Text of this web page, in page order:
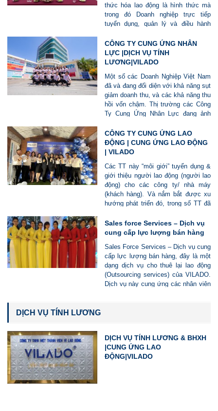
thức hóa lao động là hình thức mà
trong đó Doanh nghiệp trực tiếp
tuyển dụng, quản lý và điều hành
động thuộc biên chế của đơn vị cung
cấp dịch vụ hợp thức hóa. Hiểu đơn
giản, Doanh nghiệp thực hiện hoạt
Động thực hiện các “thủ tục pháp lý
và hành chính” liên quan đến quan hệ
lao động như ký hợp đồng, đóng
BHXH, kê khai thuế, chi trả lương và
phúc lợi. Vì Lao Động có thể ủy
tuyển dụng, điều hành, đánh giá,
quyết định mức lương – thưởng – kỷ
luật – phúc lợi, hoặc thậm chí chi trả
lương, thưởng, phúc lợi cho người
lao động trên danh nghĩa của Vì Lao
Động. Nhờ đó, Doanh nghiệp vẫn chủ
động hoàn toàn về nhân sự, trong khi
Vì Lao Động đảm bảo tính tuân thủ
vận hành hợp pháp – linh hoạt – hiệu
quả.
CÔNG TY CUNG ỨNG NHÂN
LỰC |DỊCH VỤ TÍNH
LƯƠNG|VILADO
Một số các Doanh Nghiệp Việt Nam
đã và đang đối diện với khả năng sụt
giảm doanh thu, và các khả năng thu
hồi vốn chậm. Thị trường các Công
Ty Cung Ứng Nhân Lực đang ảnh
hàng nước ngoài. Doanh Nghiệp
nhận diện cần nhận diện mối nguy và
hành động "cũng cố" trong thời kỳ
CÔNG TY CUNG ỨNG LAO
ĐỘNG | CUNG ỨNG LAO ĐỘNG
| VILADO
Các TT này “môi giới” tuyển dụng &
giới thiệu người lao động (người lao
động) cho các công ty/ nhà máy
(khách hàng). Và nắm bắt được xu
hướng phát triển đó, trong số TT đã
động bán chuyên nghiệp và chuyển
đổi sang hình thức dịch vụ CUNG
Sales force Services – Dịch vụ
cung cấp lực lượng bán hàng
Sales Force Services – Dịch vụ cung
cấp lực lượng bán hàng, đây là một
dạng dịch vụ cho thuê lại lao động
(Outsourcing services) của VILADO.
Dịch vụ này cung ứng các nhân viên
DỊCH VỤ TÍNH LƯƠNG
DỊCH VỤ TÍNH LƯƠNG & BHXH
|CUNG ỨNG LAO
ĐỘNG|VILADO